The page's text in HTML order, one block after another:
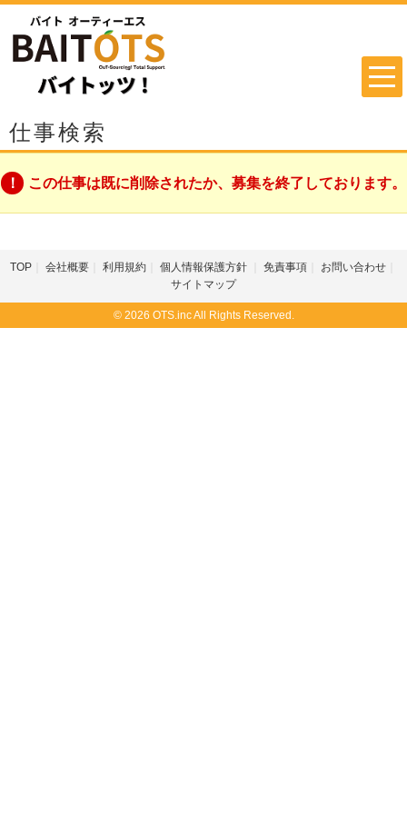
仕事検索
この仕事は既に削除されたか、募集を終了しております。
TOP 会社概要 利用規約 個人情報保護方針 免責事項
お問い合わせ
サイトマップ
© 2026 OTS.inc All Rights Reserved.